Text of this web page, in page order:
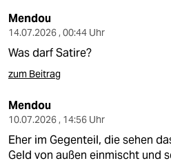
Mendou
14.07.2026 , 00:44 Uhr
Was darf Satire?
zum Beitrag
Mendou
10.07.2026 , 14:56 Uhr
Eher im Gegenteil, die sehen
Geld von außen einmischt und